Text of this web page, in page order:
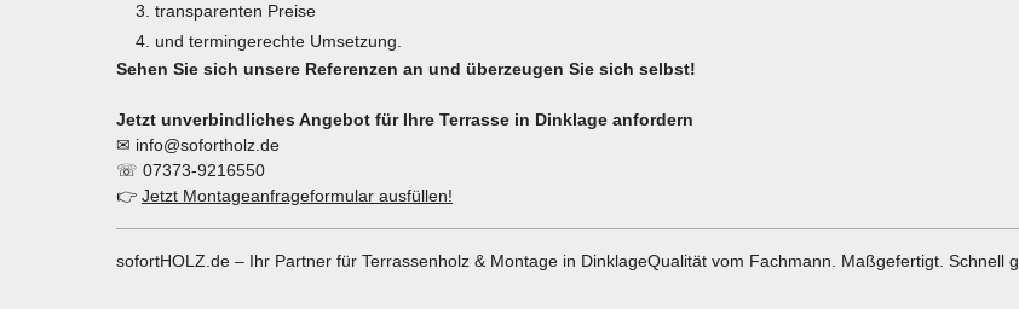
transparenten Preise
und termingerechte Umsetzung.
Sehen Sie sich unsere Referenzen an und überzeugen Sie sich selbst!
Jetzt unverbindliches Angebot für Ihre Terrasse in Dinklage anfordern
✉ info@sofortholz.de
☏ 07373-9216550
👉 Jetzt Montageanfrageformular ausfüllen!
sofortHOLZ.de – Ihr Partner für Terrassenholz & Montage in DinklageQualität vom Fachmann. Maßgefertigt. Schnell